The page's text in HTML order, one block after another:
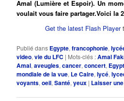
Amal (Lumière et Espoir). Un
voulait vous faire partager.Voici la
Get the latest Flash Player
Publié dans Egypte,francophonie,
video,vie du LFC | Mots-clés :Amal
Amal,aveugles,cancer,concert,
mondiale de la vue, Le Caire,lycé,
voyants,oeil,Santé,yeux | Laisser